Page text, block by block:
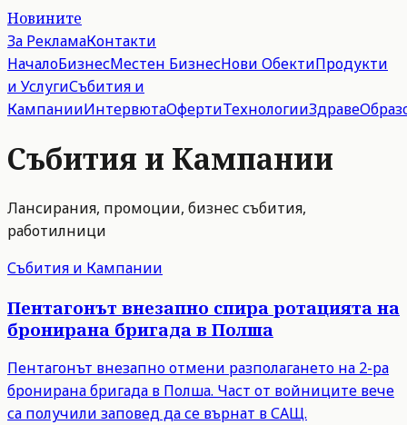
Новините
За РекламаКонтакти
НачалоБизнесМестен БизнесНови ОбектиПродукти
и УслугиСъбития и
КампанииИнтервютаОфертиТехнологииЗдраве
Събития и Кампании
Лансирания, промоции, бизнес събития,
работилници
Събития и Кампании
Пентагонът внезапно спира ротацията на
бронирана бригада в Полша
Пентагонът внезапно отмени разполагането на 2-ра
бронирана бригада в Полша. Част от войниците вече
са получили заповед да се върнат в САЩ.